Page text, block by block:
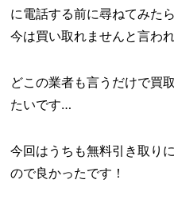
に電話する前に尋ねてみた
今は買い取れませんと言わ
どこの業者も言うだけで買
たいです…
今回はうちも無料引き取り
ので良かったです！